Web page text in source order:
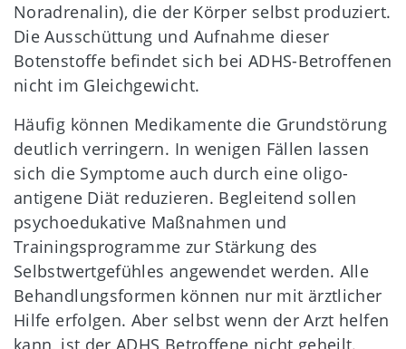
Noradrenalin), die der Körper selbst produziert.
Die Ausschüttung und Aufnahme dieser
Botenstoffe befindet sich bei ADHS-Betroffenen
nicht im Gleichgewicht.
Häufig können Medikamente die Grundstörung
deutlich verringern. In wenigen Fällen lassen
sich die Symptome auch durch eine oligo-
antigene Diät reduzieren. Begleitend sollen
psychoedukative Maßnahmen und
Trainingsprogramme zur Stärkung des
Selbstwertgefühles angewendet werden. Alle
Behandlungsformen können nur mit ärztlicher
Hilfe erfolgen. Aber selbst wenn der Arzt helfen
kann, ist der ADHS Betroffene nicht geheilt.